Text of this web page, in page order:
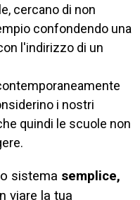
cercano di non
confondendo una
l'indirizzo di un
i nostri
quindi le scuole non
sistema semplice,
viare la tua